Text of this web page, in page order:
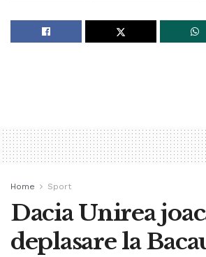
Home Sport
Dacia Unirea
deplasare la